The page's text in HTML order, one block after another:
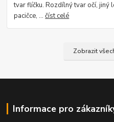
tvar flíčku. Rozdílný tvar očí, jiný
pacičce, ...číst celé
Zobrazit
Informace pro